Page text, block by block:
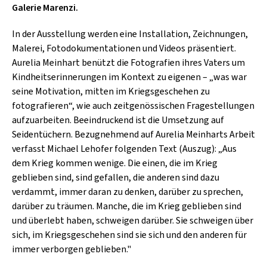
CAFÉ WOLF
POSTGARAGE
KUNSTGARTEN
KRISTALLWERK
GOLD & PECH THEATER
SINGER-SONGWRITER
VOLKSMUSIK
Galerie Marenzi.
In der Ausstellung werden eine Installation, Zeichnungen,
Malerei, Fotodokumentationen und Videos präsentiert.
Aurelia Meinhart benützt die Fotografien ihres Vaters um
Kindheitserinnerungen im Kontext zu eigenen – „was war
seine Motivation, mitten im Kriegsgeschehen zu
fotografieren“, wie auch zeitgenössischen Fragestellungen
aufzuarbeiten. Beeindruckend ist die Umsetzung auf
Seidentüchern. Bezugnehmend auf Aurelia Meinharts Arbeit
verfasst Michael Lehofer folgenden Text (Auszug): „Aus
dem Krieg kommen wenige. Die einen, die im Krieg
geblieben sind, sind gefallen, die anderen sind dazu
verdammt, immer daran zu denken, darüber zu sprechen,
darüber zu träumen. Manche, die im Krieg geblieben sind
und überlebt haben, schweigen darüber. Sie schweigen über
sich, im Kriegsgeschehen sind sie sich und den anderen für
immer verborgen geblieben."